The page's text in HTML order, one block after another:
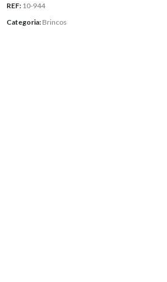
REF: 10-944
Categoria: Brincos